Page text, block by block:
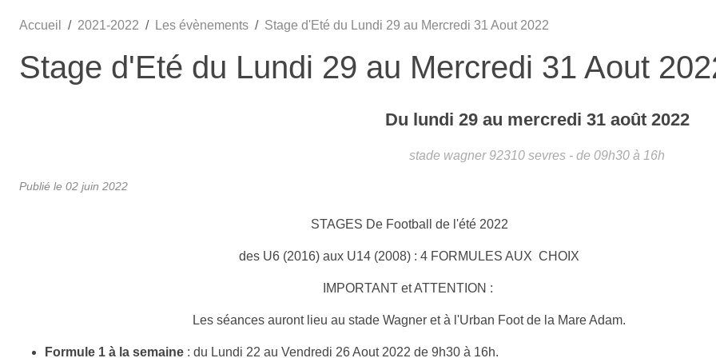
Accueil 2021-2022 Les évènements Stage d'Eté du Lundi 29 au Mercredi 31 Aout 2022
Stage d'Eté du Lundi 29 au Mercredi 31 Aout
Du lundi 29au mercredi 31 août 2022
stade wagner 92310 sevres - de 09h30 à 16h
Publié le 02 juin 2022
STAGES De Football de l'été 2022
des U6 (2016) aux U14 (2008) : 4 FORMULES AUX CHOIX
IMPORTANT et ATTENTION :
Les séances auront lieu au stade Wagner et à l'Urban Foot de la Mare Adam.
Formule 1 à la semaine : du Lundi 22 au Vendredi 26 Aout 2022 de 9h30 à 16h.